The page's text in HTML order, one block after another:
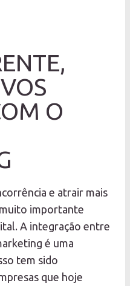
O
e atrair mais
importante
A integração entre
é uma
tem sido
que hoje